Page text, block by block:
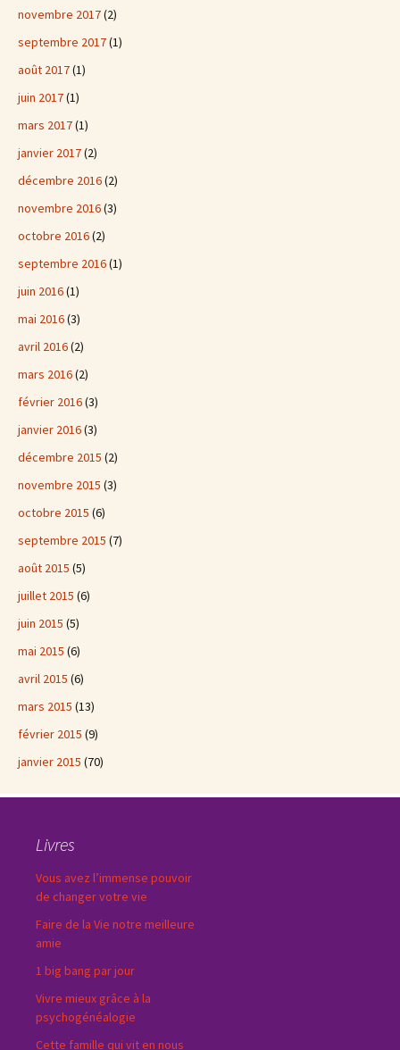
novembre 2017(2)
septembre 2017(1)
août 2017(1)
juin 2017(1)
mars 2017(1)
janvier 2017(2)
décembre 2016(2)
novembre 2016(3)
octobre 2016(2)
septembre 2016(1)
juin 2016(1)
mai 2016(3)
avril 2016(2)
mars 2016(2)
février 2016(3)
janvier 2016(3)
décembre 2015 (2)
novembre 2015 (3)
octobre 2015 (6)
septembre 2015 (7)
août 2015 (5)
juillet 2015 (6)
juin 2015 (5)
mai 2015 (6)
avril 2015 (6)
mars 2015 (13)
février 2015 (9)
janvier 2015 (70)
Livres
Vous avez l’immense pouvoir
de changer votre vie
Faire de la Vie notre meilleure
amie
1 big bang par jour
Vivre mieux grâce à la
psychogénéalogie
Cette famille qui vit en nous